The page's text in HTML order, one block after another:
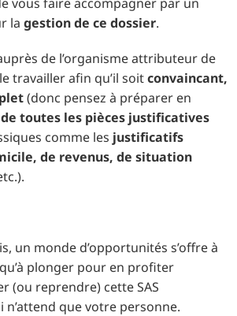
la gestion de ce dossier.
de l’organisme attributeur de
travailler afin qu’il soitconvaincant,
(donc pensez à préparer en
toutes les pièces justificatives
comme les justificatifs
de revenus, de situation
un monde d’opportunités s’offre à
qu’à plonger pour en profiter
(ou reprendre) cette SAS
que votre personne.